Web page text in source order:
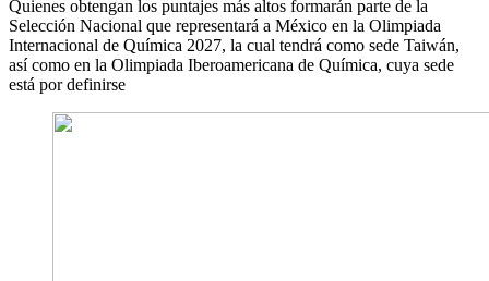
Quienes obtengan los puntajes más altos formarán parte de la
Selección Nacional que representará a México en la Olimpiada
Internacional de Química 2027, la cual tendrá como sede Taiwán,
así como en la Olimpiada Iberoamericana de Química, cuya sede
está por definirse